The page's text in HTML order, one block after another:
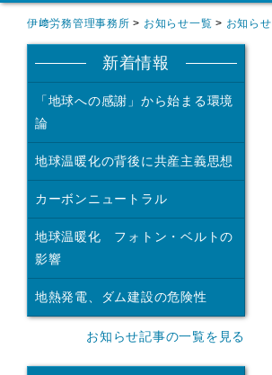
伊﨑労務管理事務所 > お知らせ一覧 > お知らせ
新着情報
「地球への感謝」から始まる環境
論
地球温暖化の背後に共産主義思想
カーボンニュートラル
地球温暖化 フォトン・ベルトの
影響
地熱発電、ダム建設の危険性
お知らせ記事の一覧を見る